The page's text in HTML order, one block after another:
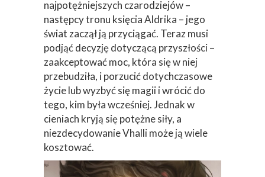
najpotężniejszych czarodziejów –
następcy tronu księcia Aldrika – jego
świat zaczął ją przyciągać. Teraz musi
podjąć decyzję dotyczącą przyszłości –
zaakceptować moc, która się w niej
przebudziła, i porzucić dotychczasowe
życie lub wyzbyć się magii i wrócić do
tego, kim była wcześniej. Jednak w
cieniach kryją się potężne siły, a
niezdecydowanie Vhalli może ją wiele
kosztować.